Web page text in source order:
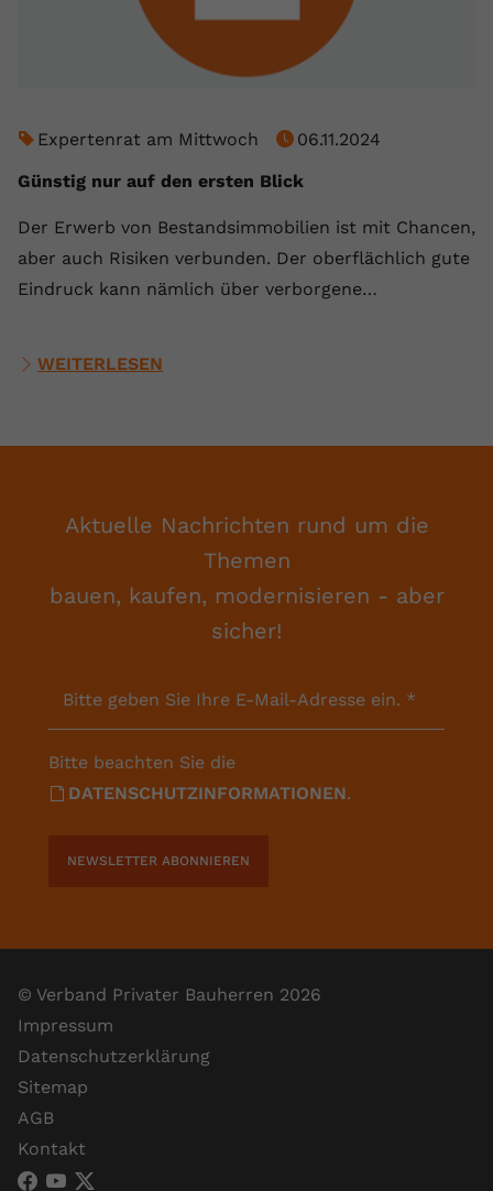
Expertenrat am Mittwoch
06.11.2024
Günstig nur auf den ersten Blick
Der Erwerb von Bestandsimmobilien ist mit Chancen,
aber auch Risiken verbunden. Der oberflächlich gute
Eindruck kann nämlich über verborgene…
WEITERLESEN
Aktuelle Nachrichten rund um die
Themen
bauen, kaufen, modernisieren - aber
sicher!
Bitte geben Sie Ihre E-Mail-Adresse ein. *
Bitte beachten Sie die
DATENSCHUTZINFORMATIONEN.
NEWSLETTER ABONNIEREN
© Verband Privater Bauherren 2026
Impressum
Datenschutzerklärung
Sitemap
AGB
Kontakt